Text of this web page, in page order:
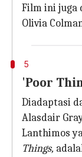
Film ini juga
Olivia
5
'Poor
Diadaptasi
Alasdair
Lanthimos
Things,